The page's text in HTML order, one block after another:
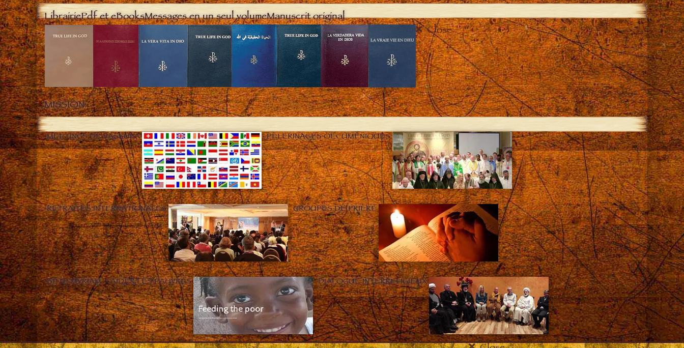
LibrairiePdf et eBooksMessages en un seul volumeManuscrit original
Close
MISSION
MEETINGS DE VASSULA PÈLERINAGES OECUMÉNIQUES
RETRAITES INTERNATIONALES GROUPES DE PRIÈRE
BETH MYRIAM – AIDER LES PAUVRES DIALOGUE INTERRELIGIEUX